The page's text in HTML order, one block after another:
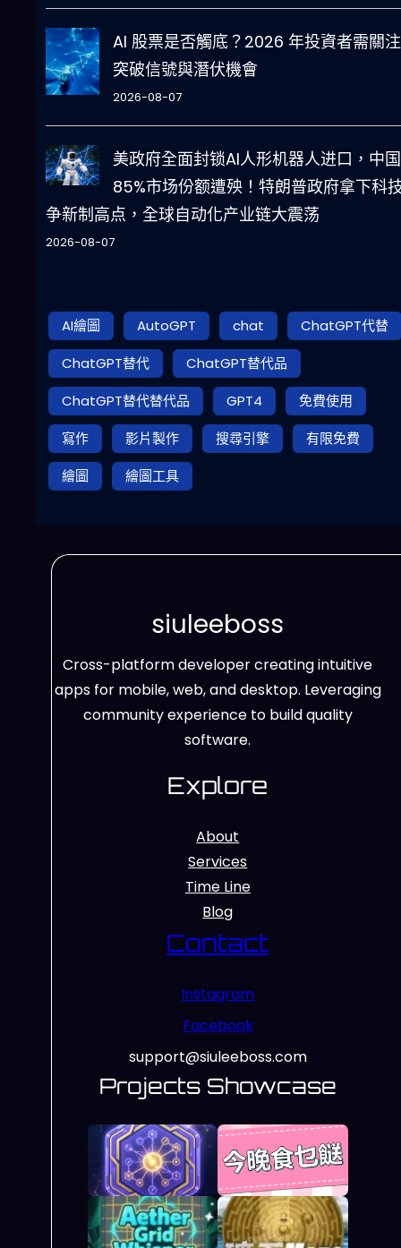
AI 股票是否觸底？2026 年投資者需關
突破信號與潛伏機會
2026-08-07
美政府全面封锁AI人形机器人进口，中国
85%市场份额遭殃！特朗普政府拿下科
争新制高点，全球自动化产业链大震荡
2026-08-07
AI繪圖 AutoGPT chat
ChatGPT代替
ChatGPT替代
ChatGPT替代品
ChatGPT替代替代品
GPT4
免費使用
寫作
影片製作 搜尋引擎
有限免費
繪圖
繪圖工具
siuleeboss
Cross-platform developer creating intuitive
apps for mobile, web, and desktop. Leveraging
community experience to build quality
software.
Explore
About
Services
Time Line
Blog
Contact
Instagram
Facebook
support@siuleeboss.com
Projects Showcase